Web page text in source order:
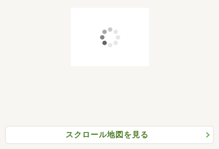
スクロール地図を見る